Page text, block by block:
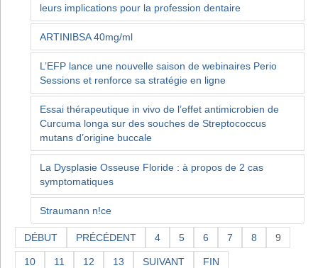
leurs implications pour la profession dentaire
ARTINIBSA 40mg/ml
L’EFP lance une nouvelle saison de webinaires Perio
Sessions et renforce sa stratégie en ligne
Essai thérapeutique in vivo de l’effet antimicrobien de
Curcuma longa sur des souches de Streptococcus
mutans d’origine buccale
La Dysplasie Osseuse Floride : à propos de 2 cas
symptomatiques
Straumann n!ce
DÉBUT PRÉCÉDENT 4 5 6 7 8 9
10 11 12 13 SUIVANT FIN